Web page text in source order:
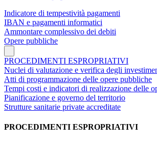
Indicatore di tempestività pagamenti
IBAN e pagamenti informatici
Ammontare complessivo dei debiti
Opere pubbliche
PROCEDIMENTI ESPROPRIATIVI
Nuclei di valutazione e verifica degli
Atti di programmazione delle opere pubbliche
Tempi costi e indicatori di realizzazione delle
Pianificazione e governo del territorio
Strutture sanitarie private accreditate
PROCEDIMENTI ESPROPRIATIVI